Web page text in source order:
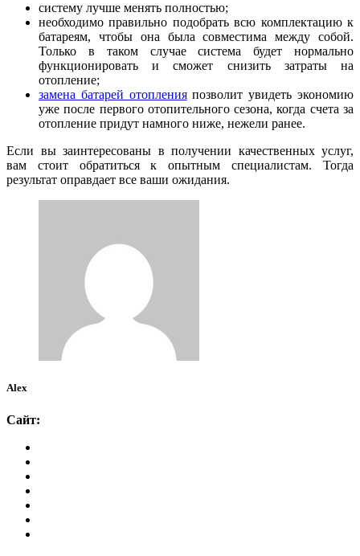
систему лучше менять полностью;
необходимо правильно подобрать всю комплектацию к
батареям, чтобы она была совместима между собой.
Только в таком случае система будет нормально
функционировать и сможет снизить затраты на
отопление;
замена батарей отопленияпозволит увидеть экономию
уже после первого отопительного сезона, когда счета за
отопление придут намного ниже, нежели ранее.
Если вы заинтересованы в получении качественных услуг,
вам стоит обратиться к опытным специалистам. Тогда
результат оправдает все ваши ожидания.
Alex
Сайт: